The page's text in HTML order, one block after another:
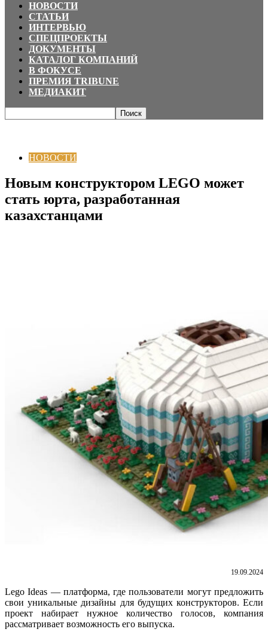
НОВОСТИ
СТАТЬИ
ИНТЕРВЬЮ
СПЕЦПРОЕКТЫ
ДОКУМЕНТЫ
КАТАЛОГ КОМПАНИЙ
В ФОКУСЕ
ПРЕМИЯ TRIBUNE
МЕДИАКИТ
НОВОСТИ
Новым конструктором LEGO может
стать юрта, разработанная
казахстанцами
19.09.2024
Lego Ideas — платформа, где пользователи могут предложить
свои уникальные дизайны для будущих конструкторов. Если
проект набирает нужное количество голосов, компания
рассматривает возможность его выпуска.